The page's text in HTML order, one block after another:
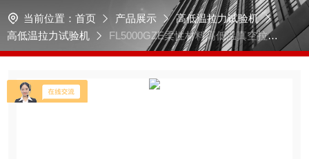
当前位置： 首页 产品展示
高低温拉力试验机
高低温拉力试验机
FL5000GZE柔性材料高低温真空拉力
试验机